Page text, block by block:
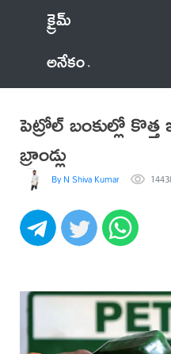
క్రైమ్
అనేకం
పెట్రోల్ బంకుల్లో
బ్రాండ్లు
By N Shiva Kumar